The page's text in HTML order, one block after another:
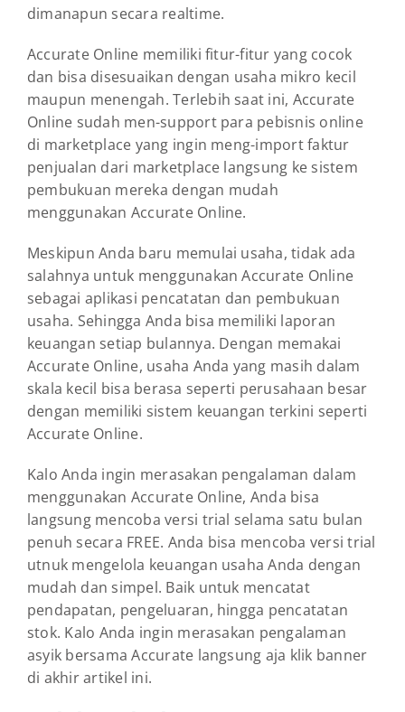
dimanapun secara realtime.
Accurate Online memiliki fitur-fitur yang cocok
dan bisa disesuaikan dengan usaha mikro kecil
maupun menengah. Terlebih saat ini, Accurate
Online sudah men-support para pebisnis online
di marketplace yang ingin meng-import faktur
penjualan dari marketplace langsung ke sistem
pembukuan mereka dengan mudah
menggunakan Accurate Online.
Meskipun Anda baru memulai usaha, tidak ada
salahnya untuk menggunakan Accurate Online
sebagai aplikasi pencatatan dan pembukuan
usaha. Sehingga Anda bisa memiliki laporan
keuangan setiap bulannya. Dengan memakai
Accurate Online, usaha Anda yang masih dalam
skala kecil bisa berasa seperti perusahaan besar
dengan memiliki sistem keuangan terkini seperti
Accurate Online.
Kalo Anda ingin merasakan pengalaman dalam
menggunakan Accurate Online, Anda bisa
langsung mencoba versi trial selama satu bulan
penuh secara FREE. Anda bisa mencoba versi trial
utnuk mengelola keuangan usaha Anda dengan
mudah dan simpel. Baik untuk mencatat
pendapatan, pengeluaran, hingga pencatatan
stok. Kalo Anda ingin merasakan pengalaman
asyik bersama Accurate langsung aja klik banner
di akhir artikel ini.